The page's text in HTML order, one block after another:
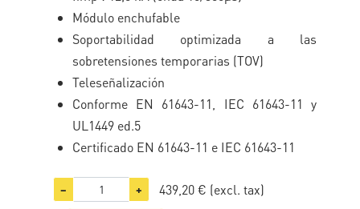
Módulo enchufable
Soportabilidad optimizada a las
sobretensiones temporarias (TOV)
Teleseñalización
Conforme EN 61643-11, IEC 61643-11 y
UL1449 ed.5
Certificado EN 61643-11 e IEC 61643-11
− + 439,20 € (excl. tax)